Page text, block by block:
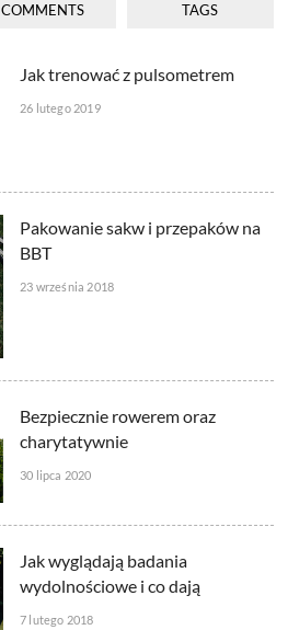
COMMENTS TAGS
Jak trenować z pulsometrem
26 lutego 2019
Pakowanie sakw i przepaków na
BBT
23 września 2018
Bezpiecznie rowerem oraz
charytatywnie
30 lipca 2020
Jak wyglądają badania
wydolnościowe i co dają
7 lutego 2018